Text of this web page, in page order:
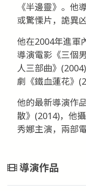
《半邊靈》。他
或驚慄片，詭異
他在2004年進軍
導演電影《三個
人三部曲》
劇《鐵血蓮花》
他的最新導演作
散》(2014)，他
秀娜主演，兩部
導演作品